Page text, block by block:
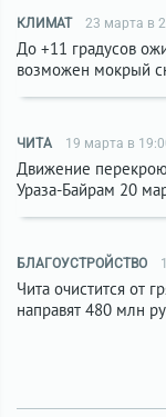
КЛИМАТ 23 марта в
До +11 градусов
возможен мокрый
ЧИТА 19 марта в
Движение
Ураза-Байрам 20
БЛАГОУСТРОЙСТВО
Чита очистится от
направят 480 млн